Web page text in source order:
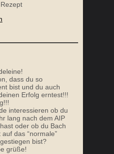
AUTOIMMUNPROTOKOLL
dass du so
bist und du auch
Erfolg erntest!!!
interessieren ob du
lang nach dem AIP
oder ob du Bach
das “normale”
bist?
grüße!